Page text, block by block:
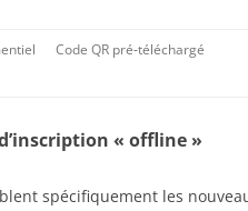
Code QR pré‑téléchargé
« offline »
spécifiquement les